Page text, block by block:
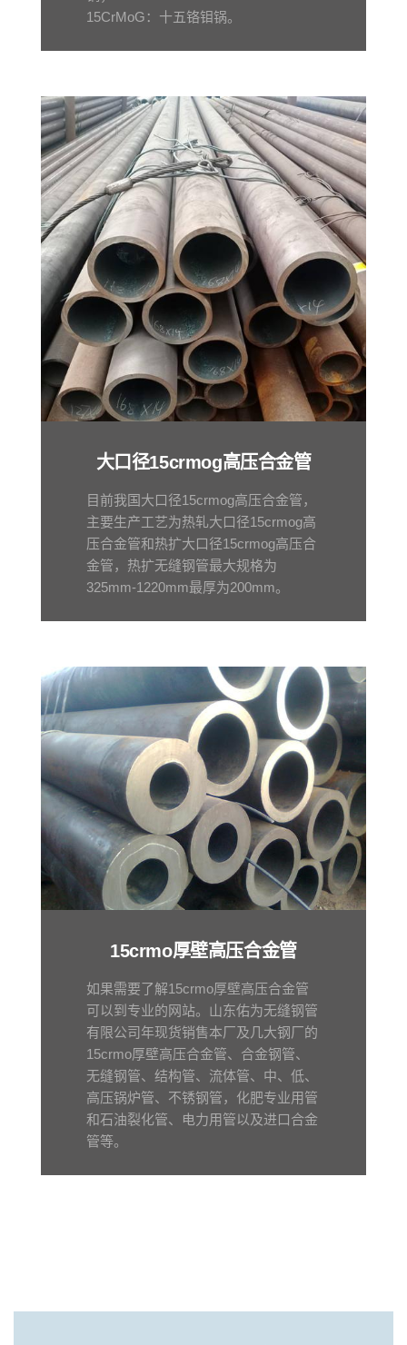
15CrMoG：十五铬钼锅。
大口径15crmog高压合金管
目前我国大口径15crmog高压合金管，
主要生产工艺为热轧大口径15crmog高
压合金管和热扩大口径15crmog高压合
金管，热扩无缝钢管最大规格为
325mm-1220mm最厚为200mm。
15crmo厚壁高压合金管
如果需要了解15crmo厚壁高压合金管
可以到专业的网站。山东佑为无缝钢管
有限公司年现货销售本厂及几大钢厂的
15crmo厚壁高压合金管、合金钢管、
无缝钢管、结构管、流体管、中、低、
高压锅炉管、不锈钢管，化肥专业用管
和石油裂化管、电力用管以及进口合金
管等。